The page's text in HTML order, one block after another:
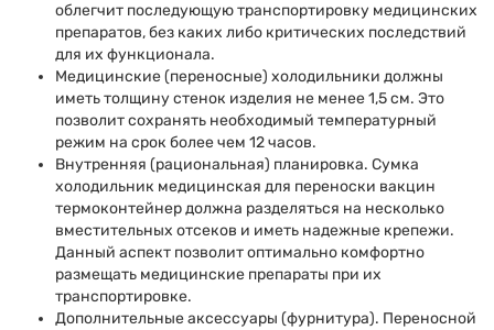
облегчит последующую транспортировку медицинских
препаратов, без каких либо критических последствий
для их функционала.
Медицинские (переносные) холодильники должны
иметь толщину стенок изделия не менее 1,5 см. Это
позволит сохранять необходимый температурный
режим на срок более чем 12 часов.
Внутренняя (рациональная) планировка. Сумка
холодильник медицинская для переноски вакцин
термоконтейнер должна разделяться на несколько
вместительных отсеков и иметь надежные крепежи.
Данный аспект позволит оптимально комфортно
размещать медицинские препараты при их
транспортировке.
Дополнительные аксессуары (фурнитура). Переносной